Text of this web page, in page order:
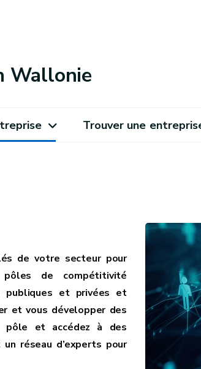
Wallonie
Trouver une
de votre secteur pour
de compétitivité
publiques et privées et
et vous développer des
pôle et accédez à des
réseau d’experts pour